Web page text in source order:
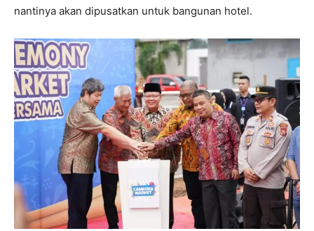
nantinya akan dipusatkan untuk bangunan hotel.